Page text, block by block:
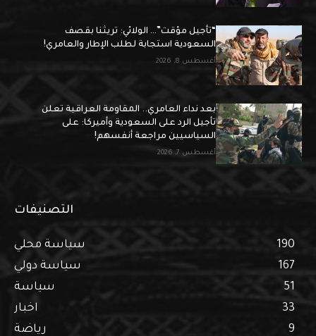
“تأجيل مؤقت”… الولائي: تريثنا بقصف
السعودية استجابة لطلب الإطار والعامري!
أغسطس 8, 2026
بعد نداء العامري.. المقاومة العراقية تعلن
تأجيل الرد على السعودية وأميركا: على
السياسيين مراجعة أنفسهم!
أغسطس 7, 2026
التصنيفات
سياسة محلي
190
سياسة دولي
167
سياسة
51
اخبار
33
رياضة
9